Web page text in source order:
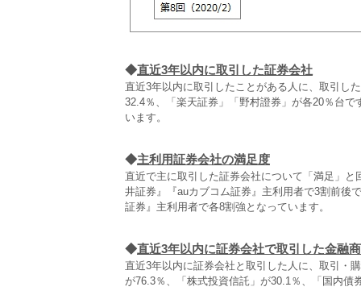
◆直近3年以内に取引した証券会社
直近3年以内に取引したことがある人に、取引し
32.4％、「楽天証券」「野村證券」が各20％台
います。
◆主利用証券会社の満足度
直近で主に取引した証券会社について「満足」
井証券』『auカブコム証券』主利用者で3割前後
証券』主利用者で各8割強となっています。
◆直近3年以内に証券会社で取引した金融
直近3年以内に証券会社と取引した人に、取引・
が76.3％、「株式投資信託」が30.1％、「国内